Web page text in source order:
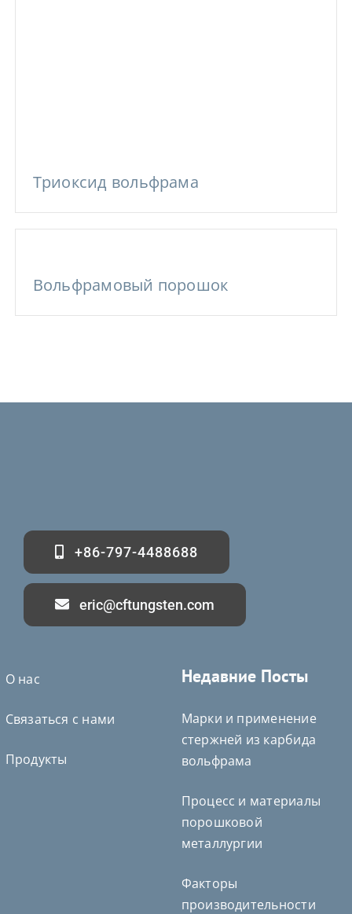
Триоксид вольфрама
Вольфрамовый порошок
+86-797-4488688
eric@cftungsten.com
О нас
Связаться с нами
Продукты
Недавние Посты
Марки и применение
стержней из карбида
вольфрама
Процесс и материалы
порошковой
металлургии
Факторы
производительности
Português do Brasil
Deutsch (Sie)